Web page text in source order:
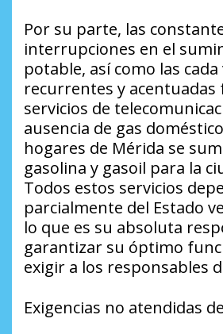
Por su parte, las
interrupciones en el
potable, así como las cada
recurrentes y acentuadas
servicios de
ausencia de gas
hogares de Mérida se
gasolina y gasoil para la
Todos estos servicios
parcialmente del Estado
lo que es su absoluta
garantizar su óptimo
exigir a los responsables
Exigencias no atendidas